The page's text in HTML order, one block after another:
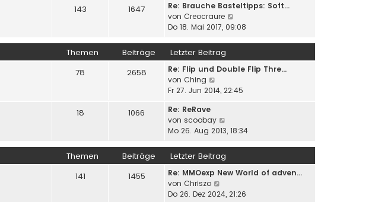
a
g
r
B
e
i
t
r
a
e
s
t
r
B
e
t
g
143 1647
Re: Brauche Basteltipps: Soft…
von Creocraure
e
s
t
r
t
g
Do 18. Mai 2017, 09:08
Themen Beiträge Letzter Beitrag
78 2658
Re: Flip und Double Flip Thre…
von Ching
e
s
t
r
B
e
i
t
Fr 27. Jun 2014, 22:45
18 1066
Re: ReRave
von scoobay
e
s
t
r
Mo 26. Aug 2013, 18:34
Themen Beiträge Letzter Beitrag
141 1455
Re: MMOexp New World of adven…
von Chriszo
e
Do 26. Dez 2024, 21:26